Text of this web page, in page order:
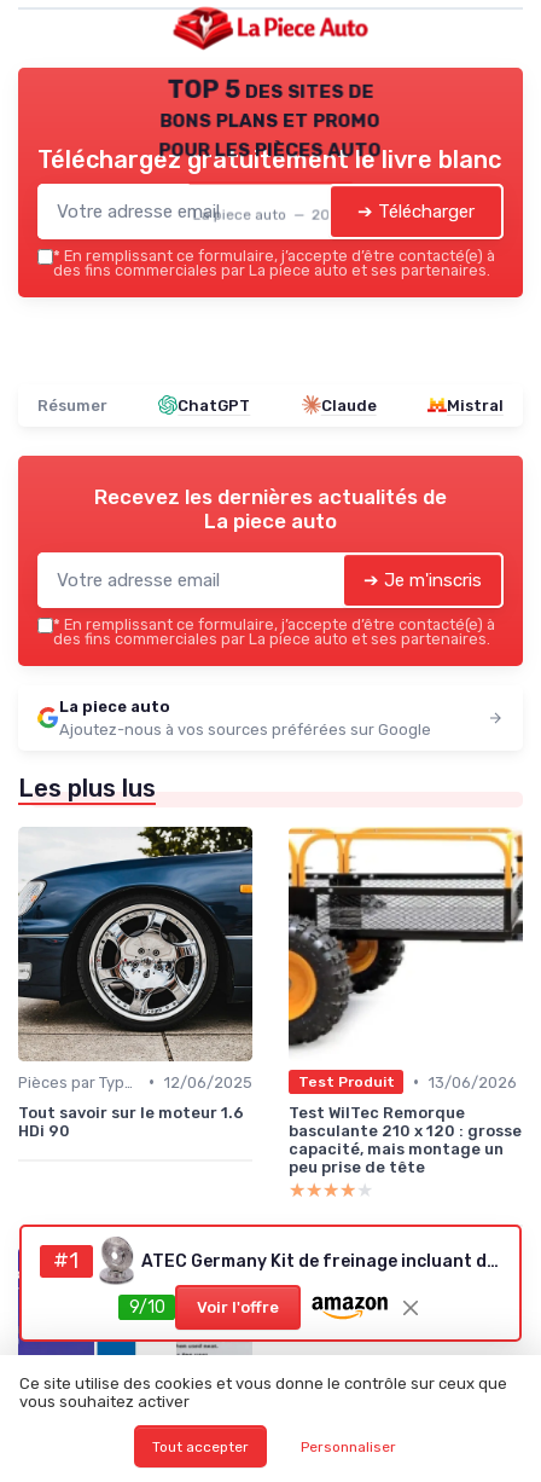
#1 ATEC Germany Kit de freinage incluant disques de frein sport avant Ø 330 mm perforés/ventilés + arrière Ø 290 mm pleins + plaquettes de frein avant arrière Compatible avec MERCEDES Classe C (W203)
9/10 Voir l'offre
TOP 5 des sites de
bons plans et promo
pour les pièces auto
La piece auto — 2026
Téléchargez gratuitement le livre blanc
➔ Télécharger
* En remplissant ce formulaire, j’accepte d’être contacté(e) à
des fins commerciales par La piece auto et ses partenaires.
Résumer ChatGPT Claude Mistral
Recevez les dernières actualités de
La piece auto
➔ Je m'inscris
* En remplissant ce formulaire, j’accepte d’être contacté(e) à
des fins commerciales par La piece auto et ses partenaires.
La piece auto
Ajoutez-nous à vos sources préférées sur Google
Les plus lus
• 12/06/2025
Tout savoir sur le moteur 1.6
HDi 90
Test Produit • 13/06/2026
Test WilTec Remorque
basculante 210 x 120 : grosse
capacité, mais montage un
peu prise de tête
★★★★★
★★★★★
Ce site utilise des cookies et vous donne le contrôle sur ceux que
vous souhaitez activer
Tout accepter Personnaliser